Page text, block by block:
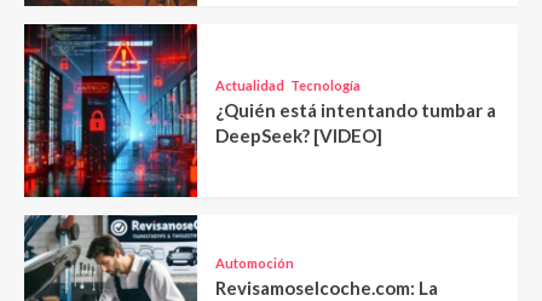
Actualidad Tecnología
¿Quién está intentando tumbar a
DeepSeek? [VIDEO]
Automoción
Revisamoselcoche.com: La